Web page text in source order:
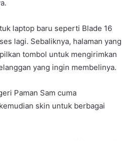
laptop baru seperti Blade 16
lagi. Sebaliknya, halaman yang
tombol untuk mengirimkan
yang ingin membelinya.
Paman Sam cuma
skin untuk berbagai